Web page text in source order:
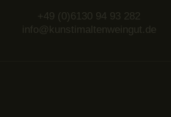
+49 (0)6130 94 93 282
info@kunstimaltenweingut.de